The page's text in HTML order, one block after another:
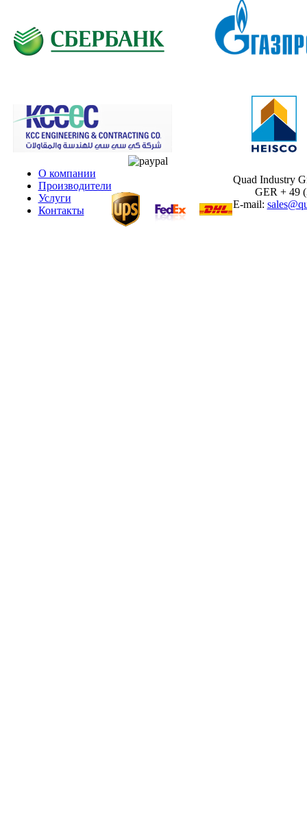
О компании
Производители
Услуги
Контакты
Quad Industry
GER + 49
E-mail: